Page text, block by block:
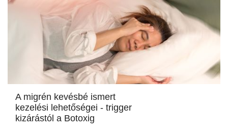
A migrén kevésbé ismert
kezelési lehetőségei - trigger
kizárástól a Botoxig